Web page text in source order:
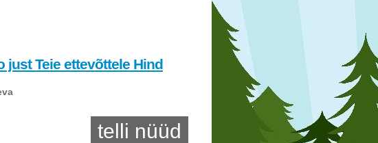
just Teie ettevõttele Hind
telli nüüd